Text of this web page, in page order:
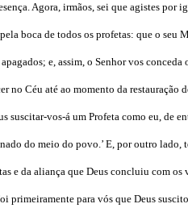
Agora, irmãos, sei que agistes por
boca de todos os profetas: que o seu
e, assim, o Senhor vos
Céu até ao momento da restauração
suscitar-vos-á um Profeta como eu, de
do meio do povo.’ E, por outro lado,
e da aliança que Deus concluiu com os
primeiramente para vós que Deus